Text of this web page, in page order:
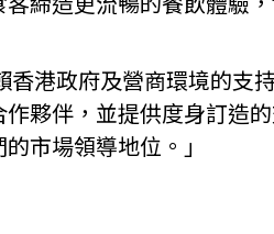
港政府及營商環境的支
夥伴，並提供度身訂造
市場領導地位。」